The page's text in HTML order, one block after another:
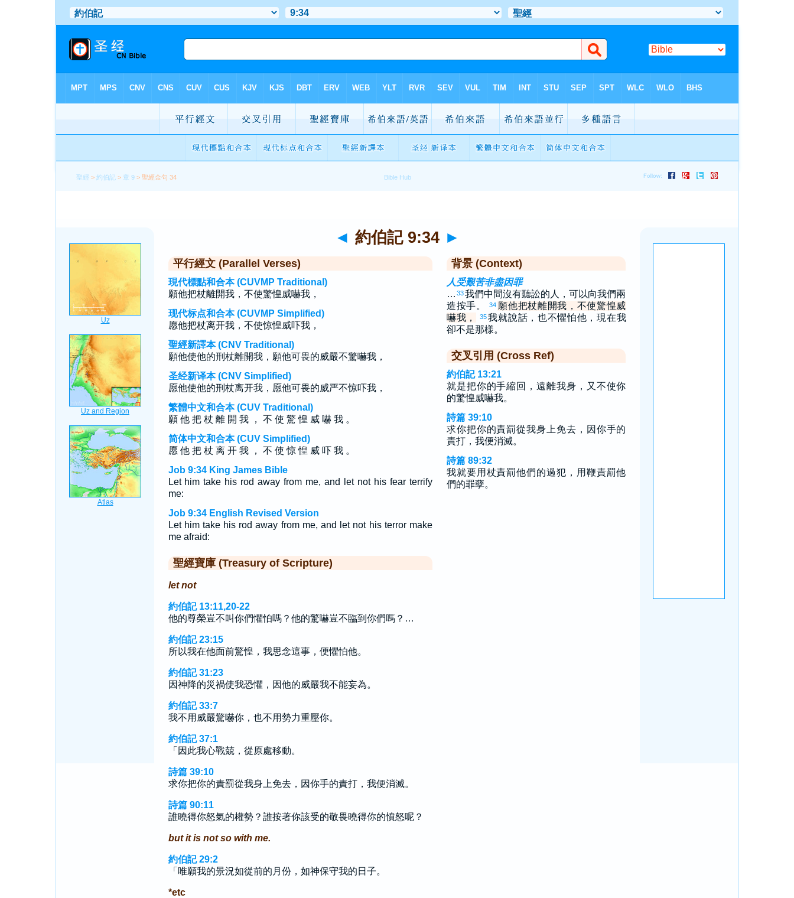
聖經 >約伯記 > 章 9 > 聖經金句 34
◄ 約伯記 9:34 ►
平行經文 (Parallel Verses)
現代標點和合本 (CUVMP Traditional)
願他把杖離開我，不使驚惶威嚇我，
现代标点和合本 (CUVMP Simplified)
愿他把杖离开我，不使惊惶威吓我，
聖經新譯本 (CNV Traditional)
願他使他的刑杖離開我，願他可畏的威嚴不驚嚇我，
圣经新译本 (CNV Simplified)
愿他使他的刑杖离开我，愿他可畏的威严不惊吓我，
繁體中文和合本 (CUV Traditional)
願 他 把 杖 離 開 我 ， 不 使 驚 惶 威 嚇 我 。
简体中文和合本 (CUV Simplified)
愿 他 把 杖 离 开 我 ， 不 使 惊 惶 威 吓 我 。
Job 9:34 King James Bible
Let him take his rod away from me, and let not his fear terrify
me:
Job 9:34 English Revised Version
Let him take his rod away from me, and let not his terror make
me afraid:
聖經寶庫 (Treasury of Scripture)
let not
約伯記 13:11,20-22
他的尊榮豈不叫你們懼怕嗎？他的驚嚇豈不臨到你們嗎？…
約伯記 23:15
所以我在他面前驚惶，我思念這事，便懼怕他。
約伯記 31:23
因神降的災禍使我恐懼，因他的威嚴我不能妄為。
約伯記 33:7
我不用威嚴驚嚇你，也不用勢力重壓你。
約伯記 37:1
「因此我心戰兢，從原處移動。
詩篇 39:10
求你把你的責罰從我身上免去，因你手的責打，我便消滅。
詩篇 90:11
誰曉得你怒氣的權勢？誰按著你該受的敬畏曉得你的憤怒呢？
but it is not so with me.
約伯記 29:2
「唯願我的景況如從前的月份，如神保守我的日子。
*etc
背景 (Context)
人受艱苦非盡因罪
… 33我們中間沒有聽訟的人，可以向我們兩
造按手。
34 願他把杖離開我，不使驚惶威
嚇我，
35我就說話，也不懼怕他，現在我
卻不是那樣。
交叉引用 (Cross Ref)
約伯記 13:21
就是把你的手縮回，遠離我身，又不使你
的驚惶威嚇我。
詩篇 39:10
求你把你的責罰從我身上免去，因你手的
責打，我便消滅。
詩篇 89:32
我就要用杖責罰他們的過犯，用鞭責罰他
們的罪孽。